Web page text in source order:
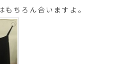
ちろん合いますよ。